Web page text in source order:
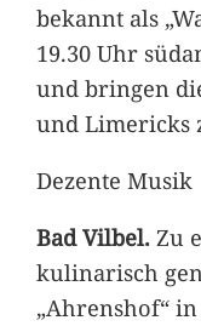
bekannt als
19.30 Uhr
und bringen
und Limericks
Dezente Musik
Bad Vilbel.Zu
kulinarisch
„Ahrenshof“